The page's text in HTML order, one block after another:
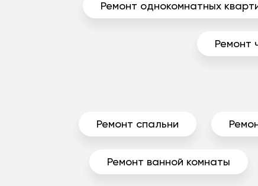
Ремонт однокомнатных
Ремонт
Ремонт спальни
Ремонт ванной комнаты